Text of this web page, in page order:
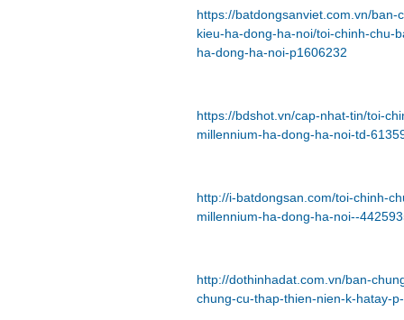
https://batdongsanviet.com.vn/
kieu-ha-dong-ha-noi/toi-chinh-chu-
ha-dong-ha-noi-p1606232
https://bdshot.vn/cap-nhat-tin/toi-
millennium-ha-dong-ha-noi-td-
http://i-batdongsan.com/toi-chinh-
millennium-ha-dong-ha-noi--
http://dothinhadat.com.vn/ban-
chung-cu-thap-thien-nien-k-hatay-